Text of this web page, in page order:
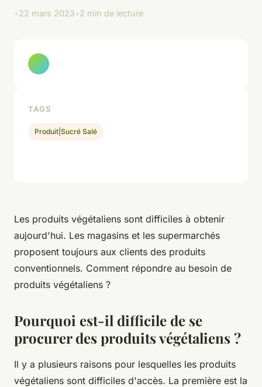
•22 mars 2023•2 min de lecture
Les produits végétaliens sont difficiles à obtenir
aujourd'hui. Les magasins et les supermarchés
proposent toujours aux clients des produits
conventionnels. Comment répondre au besoin de
produits végétaliens ?
Pourquoi est-il difficile de se
procurer des produits végétaliens ?
Il y a plusieurs raisons pour lesquelles les produits
végétaliens sont difficiles d'accès. La première est la
TAGS
Produit|Sucré Salé